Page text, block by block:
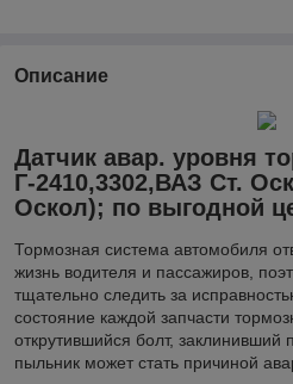
Описание
Датчик авар. уровня
Г-2410,3302,ВАЗ Ст.
Оскол); по выгодной
Тормозная система автомобиля
жизнь водителя и пассажиров,
тщательно следить за
состояние каждой запчасти
открутившийся болт,
пыльник может стать причиной